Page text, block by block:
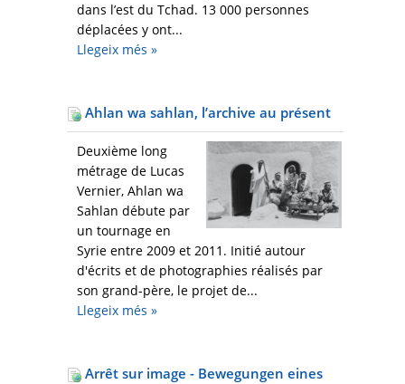
dans l’est du Tchad. 13 000 personnes
déplacées y ont...
Llegeix més »
Ahlan wa sahlan, l’archive au présent
Deuxième long
métrage de Lucas
Vernier, Ahlan wa
Sahlan débute par
un tournage en
Syrie entre 2009 et 2011. Initié autour
d'écrits et de photographies réalisés par
son grand-père, le projet de...
Llegeix més »
Arrêt sur image - Bewegungen eines